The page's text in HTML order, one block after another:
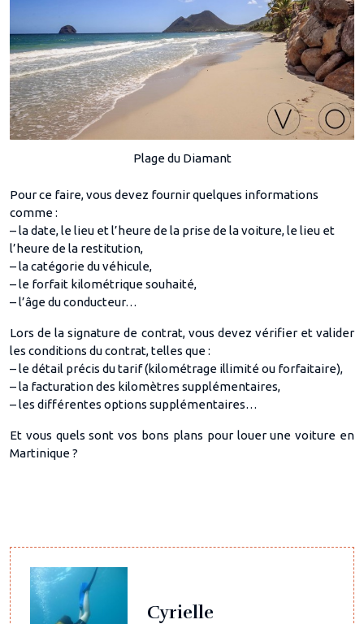
Plage du Diamant
Pour ce faire, vous devez fournir quelques informations
comme :
– la date, le lieu et l’heure de la prise de la voiture, le lieu et
l’heure de la restitution,
– la catégorie du véhicule,
– le forfait kilométrique souhaité,
– l’âge du conducteur…
Lors de la signature de contrat, vous devez vérifier et valider
les conditions du contrat, telles que :
– le détail précis du tarif (kilométrage illimité ou forfaitaire),
– la facturation des kilomètres supplémentaires,
– les différentes options supplémentaires…
Et vous quels sont vos bons plans pour louer une voiture en
Martinique ?
Cyrielle